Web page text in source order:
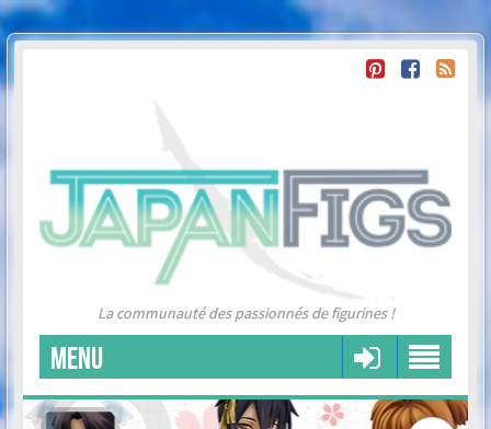
La communauté des passionnés de figurines !
MENU